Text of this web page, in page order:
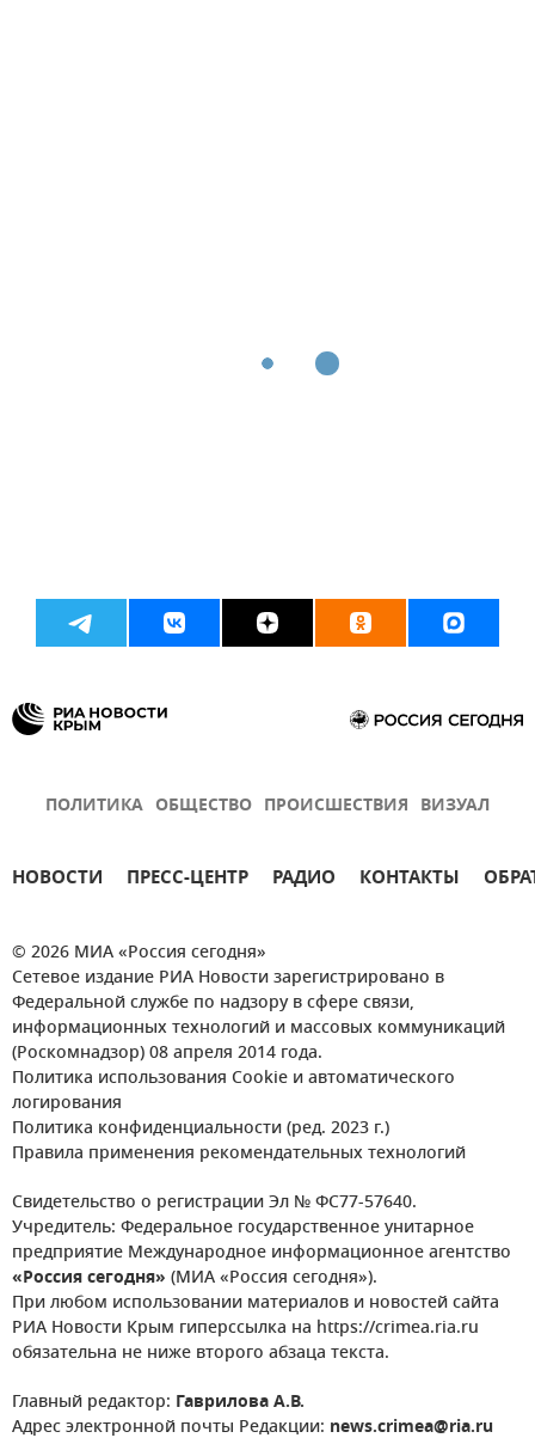
ПОЛИТИКА ОБЩЕСТВО ПРОИСШЕСТВИЯ ВИЗУАЛ
НОВОСТИ ПРЕСС-ЦЕНТР РАДИО КОНТАКТЫ
© 2026 МИА «Россия сегодня»
Сетевое издание РИА Новости зарегистрировано в
Федеральной службе по надзору в сфере связи,
информационных технологий и массовых коммуникаций
(Роскомнадзор) 08 апреля 2014 года.
Политика использования Cookie и автоматического
логирования
Политика конфиденциальности (ред. 2023 г.)
Правила применения рекомендательных технологий
Свидетельство о регистрации Эл № ФС77-57640.
Учредитель: Федеральное государственное унитарное
предприятие Международное информационное агентство
«Россия сегодня» (МИА «Россия сегодня»).
При любом использовании материалов и новостей сайта
РИА Новости Крым гиперссылка на https://crimea.ria.ru
обязательна не ниже второго абзаца текста.
Главный редактор: Гаврилова А.В.
Адрес электронной почты Редакции: news.crimea@ria.ru